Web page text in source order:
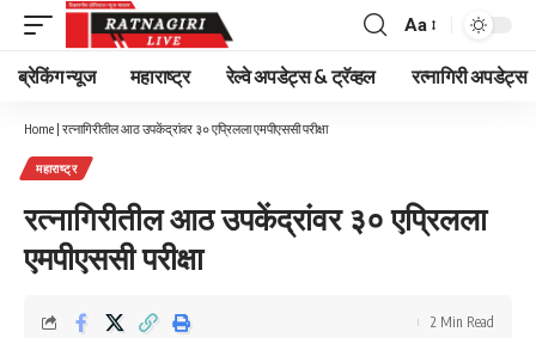
Font
Resizer
Aa
ब्रेकिंग न्यूज महाराष्ट्र रेल्वे अपडेट्स & ट्रॅव्हल रत्नागिरी अपडेट्स
Home | रत्नागिरीतील आठ उपकेंद्रांवर ३० एप्रिलला एमपीएससी परीक्षा
महाराष्ट्र
रत्नागिरीतील आठ उपकेंद्रांवर ३० एप्रिलला
एमपीएससी परीक्षा
2 Min Read